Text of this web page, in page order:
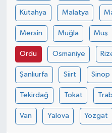
Kütahya Malatya
Mersin Muğla Muş
Ordu Osmaniye
Şanlıurfa Siirt Sinop
Tekirdağ Tokat
Van Yalova Yozgat